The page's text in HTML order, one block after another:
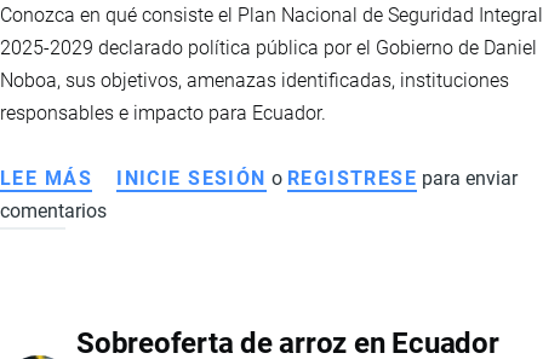
Conozca en qué consiste el Plan Nacional de Seguridad Integral
2025-2029 declarado política pública por el Gobierno de Daniel
Noboa, sus objetivos, amenazas identificadas, instituciones
responsables e impacto para Ecuador.
LEE MÁS SOBRE
PLAN
INTEGRAL
INICIE SESIÓN o REGISTRESE para enviar
comentarios
Sobreoferta de arroz en Ecuador